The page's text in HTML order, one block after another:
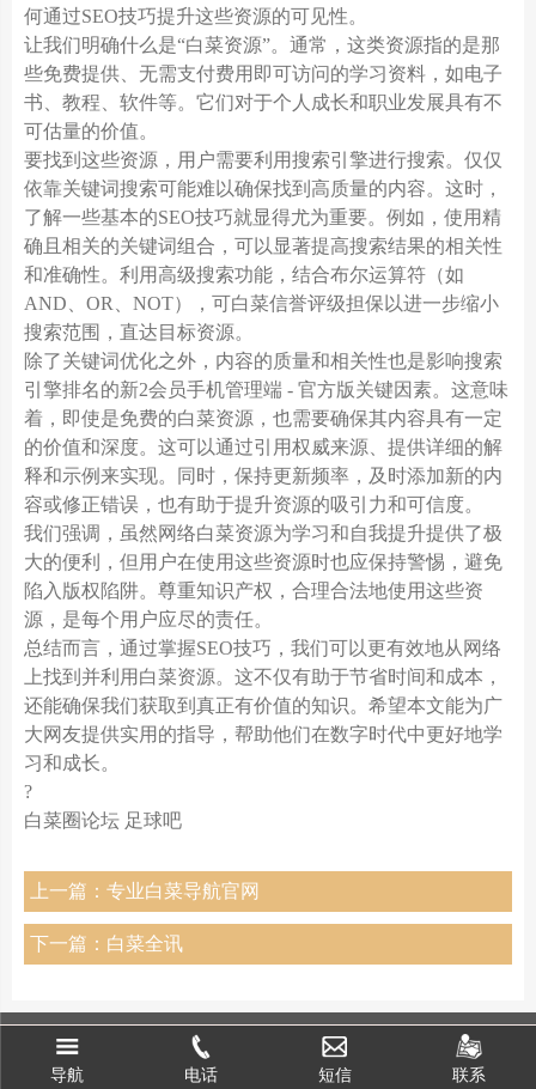
何通过SEO技巧提升这些资源的可见性。
让我们明确什么是“白菜资源”。通常，这类资源指的是那
些免费提供、无需支付费用即可访问的学习资料，如电子
书、教程、软件等。它们对于个人成长和职业发展具有不
可估量的价值。
要找到这些资源，用户需要利用搜索引擎进行搜索。仅仅
依靠关键词搜索可能难以确保找到高质量的内容。这时，
了解一些基本的SEO技巧就显得尤为重要。例如，使用精
确且相关的关键词组合，可以显著提高搜索结果的相关性
和准确性。利用高级搜索功能，结合布尔运算符（如
AND、OR、NOT），可白菜信誉评级担保以进一步缩小
搜索范围，直达目标资源。
除了关键词优化之外，内容的质量和相关性也是影响搜索
引擎排名的新2会员手机管理端 - 官方版关键因素。这意味
着，即使是免费的白菜资源，也需要确保其内容具有一定
的价值和深度。这可以通过引用权威来源、提供详细的解
释和示例来实现。同时，保持更新频率，及时添加新的内
容或修正错误，也有助于提升资源的吸引力和可信度。
我们强调，虽然网络白菜资源为学习和自我提升提供了极
大的便利，但用户在使用这些资源时也应保持警惕，避免
陷入版权陷阱。尊重知识产权，合理合法地使用这些资
源，是每个用户应尽的责任。
总结而言，通过掌握SEO技巧，我们可以更有效地从网络
上找到并利用白菜资源。这不仅有助于节省时间和成本，
还能确保我们获取到真正有价值的知识。希望本文能为广
大网友提供实用的指导，帮助他们在数字时代中更好地学
习和成长。
?
白菜圈论坛 足球吧
上一篇：专业白菜导航官网
下一篇：白菜全讯
导航 电话 短信 联系